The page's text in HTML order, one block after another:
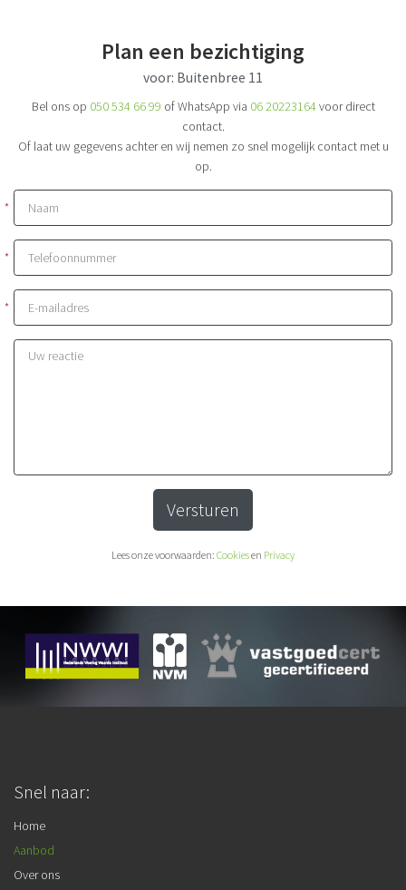
Plan een bezichtiging
voor: Buitenbree 11
Bel ons op 050 534 66 99 of WhatsApp via 06 20223164voor direct
contact.
Of laat uw gegevens achter en wij nemen zo snel mogelijk contact met u
op.
*
*
*
Versturen
Lees onze voorwaarden: Cookiesen Privacy
Snel naar:
Home
Aanbod
Over ons